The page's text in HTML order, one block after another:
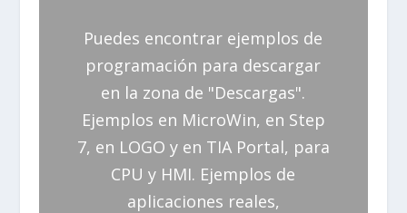
Puedes encontrar ejemplos de
programación para descargar
en la zona de "Descargas".
Ejemplos en MicroWin, en Step
7, en LOGO y en TIA Portal, para
CPU y HMI. Ejemplos de
aplicaciones reales,